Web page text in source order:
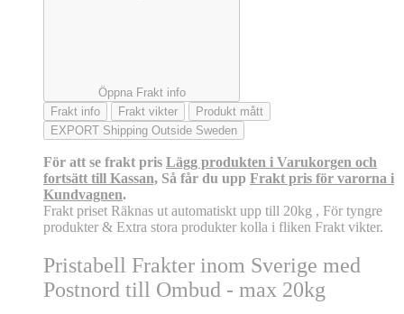
Öppna Frakt info
Frakt info
Frakt vikter
Produkt mått
EXPORT Shipping Outside Sweden
För att se frakt pris Lägg produkten i Varukorgen och
fortsätt till Kassan, Så får du upp Frakt pris för varorna i
Kundvagnen.
Frakt priset Räknas ut automatiskt upp till 20kg , För tyngre
produkter & Extra stora produkter kolla i fliken Frakt vikter.
Pristabell Frakter inom Sverige med
Postnord till Ombud - max 20kg